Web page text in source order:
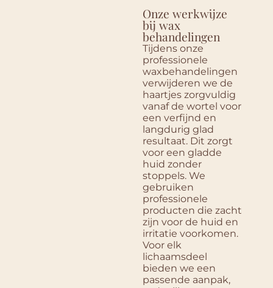
Onze werkwijze
bij wax
behandelingen
Tijdens onze
professionele
waxbehandelingen
verwijderen we de
haartjes zorgvuldig
vanaf de wortel voor
een verfijnd en
langdurig glad
resultaat. Dit zorgt
voor een gladde
huid zonder
stoppels. We
gebruiken
professionele
producten die zacht
zijn voor de huid en
irritatie voorkomen.
Voor elk
lichaamsdeel
bieden we een
passende aanpak,